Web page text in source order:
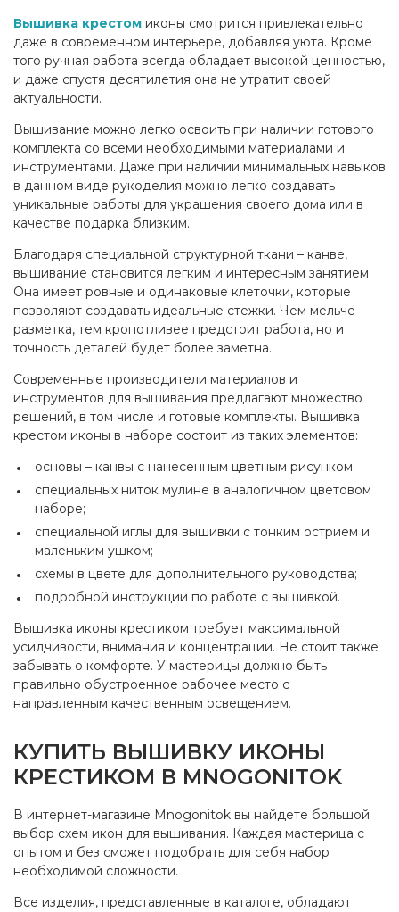
Вышивка крестом иконы смотрится привлекательно
даже в современном интерьере, добавляя уюта. Кроме
того ручная работа всегда обладает высокой ценностью,
и даже спустя десятилетия она не утратит своей
актуальности.
Вышивание можно легко освоить при наличии готового
комплекта со всеми необходимыми материалами и
инструментами. Даже при наличии минимальных навыков
в данном виде рукоделия можно легко создавать
уникальные работы для украшения своего дома или в
качестве подарка близким.
Благодаря специальной структурной ткани – канве,
вышивание становится легким и интересным занятием.
Она имеет ровные и одинаковые клеточки, которые
позволяют создавать идеальные стежки. Чем мельче
разметка, тем кропотливее предстоит работа, но и
точность деталей будет более заметна.
Современные производители материалов и
инструментов для вышивания предлагают множество
решений, в том числе и готовые комплекты. Вышивка
крестом иконы в наборе состоит из таких элементов:
основы – канвы с нанесенным цветным рисунком;
специальных ниток мулине в аналогичном цветовом
наборе;
специальной иглы для вышивки с тонким острием и
маленьким ушком;
схемы в цвете для дополнительного руководства;
подробной инструкции по работе с вышивкой.
Вышивка иконы крестиком требует максимальной
усидчивости, внимания и концентрации. Не стоит также
забывать о комфорте. У мастерицы должно быть
правильно обустроенное рабочее место с
направленным качественным освещением.
КУПИТЬ ВЫШИВКУ ИКОНЫ
КРЕСТИКОМ В MNOGONITOK
В интернет-магазине Mnogonitok вы найдете большой
выбор схем икон для вышивания. Каждая мастерица с
опытом и без сможет подобрать для себя набор
необходимой сложности.
Все изделия, представленные в каталоге, обладают